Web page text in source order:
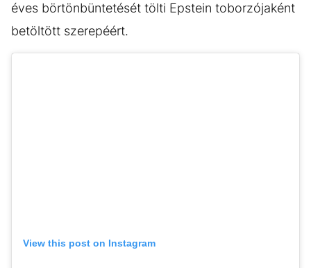
éves börtönbüntetését tölti Epstein toborzójaként
betöltött szerepéért.
View this post on Instagram